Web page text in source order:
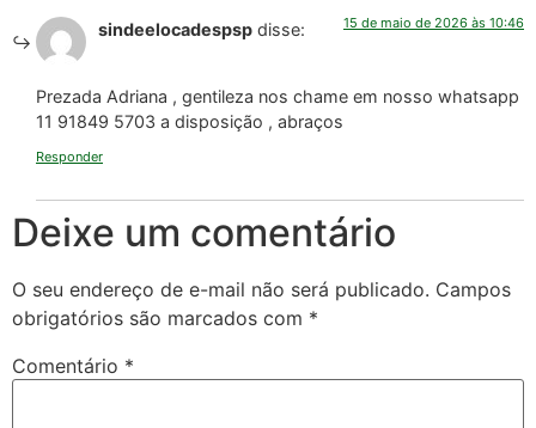
sindeelocadespsp disse: 15 de maio de 2026 às 10:46
Prezada Adriana , gentileza nos chame em nosso whatsapp
11 91849 5703 a disposição , abraços
Responder
Deixe um comentário
O seu endereço de e-mail não será publicado. Campos
obrigatórios são marcados com *
Comentário *